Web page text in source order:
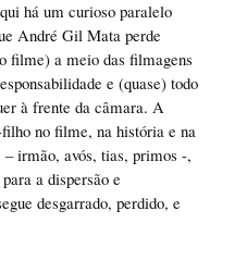
há um curioso paralelo
André Gil Mata perde
filme) a meio das filmagens
e (quase) todo
à frente da câmara. A
no filme, na história e na
irmão, avós, tias, primos -,
a dispersão e
desgarrado, perdido, e